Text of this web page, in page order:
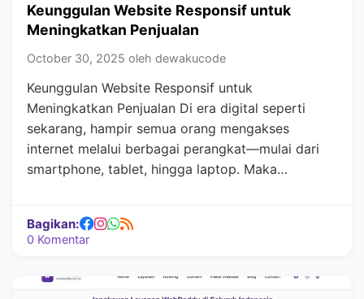
Keunggulan Website Responsif untuk
Meningkatkan Penjualan
October 30, 2025 oleh dewakucode
Keunggulan Website Responsif untuk
Meningkatkan Penjualan Di era digital seperti
sekarang, hampir semua orang mengakses
internet melalui berbagai perangkat—mulai dari
smartphone, tablet, hingga laptop. Maka…
Bagikan:
0 Komentar